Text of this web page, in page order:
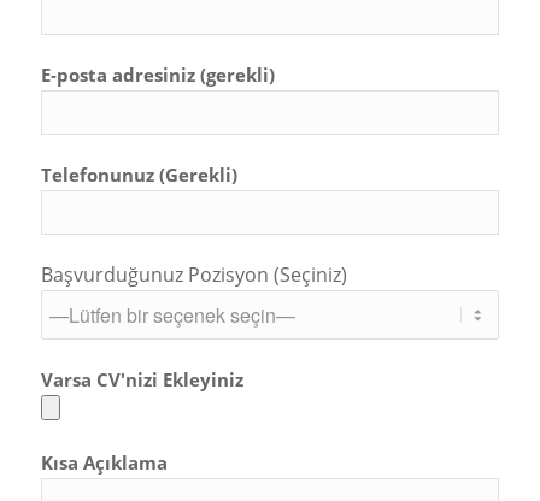
E-posta adresiniz (gerekli)
Telefonunuz (Gerekli)
Başvurduğunuz Pozisyon (Seçiniz)
Varsa CV'nizi Ekleyiniz
Kısa Açıklama